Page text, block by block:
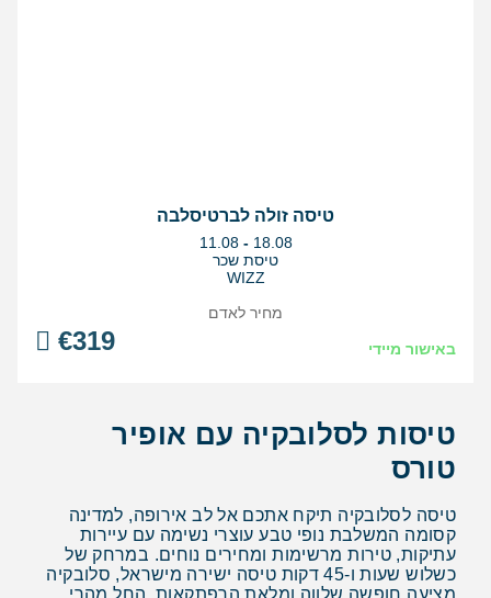
טיסה זולה לברטיסלבה
בין
התאריכים,
11.08 - 18.08
טיסת שכר
WIZZ
באישור מיידי €319
מחיר לאדם
טיסות לסלובקיה עם אופיר
טורס
טיסה לסלובקיה תיקח אתכם אל לב אירופה, למדינה
קסומה המשלבת נופי טבע עוצרי נשימה עם עיירות
עתיקות, טירות מרשימות ומחירים נוחים. במרחק של
כשלוש שעות ו-45 דקות טיסה ישירה מישראל, סלובקיה
מציעה חופשה שלווה ומלאת הרפתקאות, החל מהרי